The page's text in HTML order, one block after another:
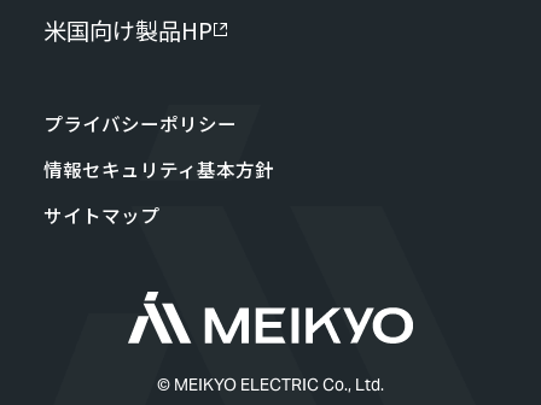
米国向け製品HP
プライバシーポリシー
情報セキュリティ基本方針
サイトマップ
© MEIKYO ELECTRIC Co., Ltd.